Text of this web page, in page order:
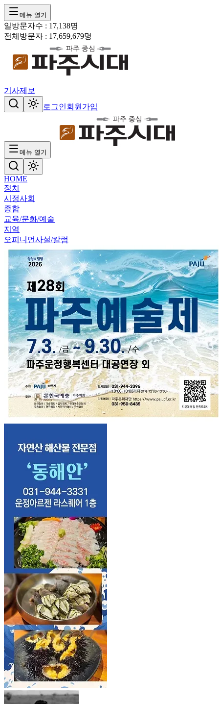
메뉴 열기
일방문자수 : 17,138명
전체방문자 : 17,659,679명
기사제보
로그인회원가입
메뉴 열기
HOME
정치
시정사회
종합
교육/문화/예술
지역
오피니언사설/칼럼